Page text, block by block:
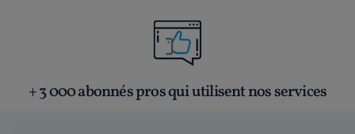
+ 3 000 abonnés pros qui utilisent nos services